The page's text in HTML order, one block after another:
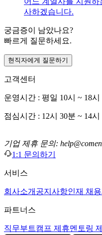
사하겠습니다.
궁금증이 남았나요?
빠르게 질문하세요.
현직자에게 질문하기
고객센터
운영시간 : 평일 10시 ~ 18
점심시간 : 12시 30분 ~ 14시
기업 제휴 문의:
1:1 문의하기
서비스
회사소개 공지사항인재 채용
파트너스
직무부트캠프 제휴멘토링